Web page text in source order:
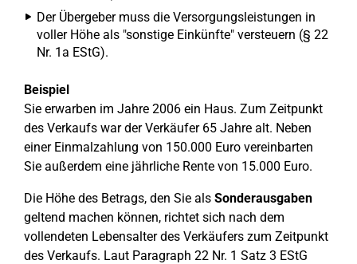
Der Übergeber muss die Versorgungsleistungen in
voller Höhe als "sonstige Einkünfte" versteuern (§ 22
Nr. 1a EStG).
Beispiel
Sie erwarben im Jahre 2006 ein Haus. Zum Zeitpunkt
des Verkaufs war der Verkäufer 65 Jahre alt. Neben
einer Einmalzahlung von 150.000 Euro vereinbarten
Sie außerdem eine jährliche Rente von 15.000 Euro.
Die Höhe des Betrags, den Sie als Sonderausgaben
geltend machen können, richtet sich nach dem
vollendeten Lebensalter des Verkäufers zum Zeitpunkt
des Verkaufs. Laut Paragraph 22 Nr. 1 Satz 3 EStG